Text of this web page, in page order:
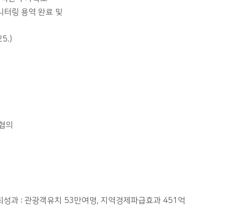
터링 용역 완료 및
의
과 : 관광객유치 53만여명, 지역경제파급효과 451억